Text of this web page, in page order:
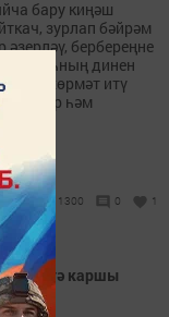
бару киңәш
зурлап бәйрәм
әзерләү, бербереңне
Аллаһның динен
хөрмәт итү
тә зур һәм
1300 0 1
каршы